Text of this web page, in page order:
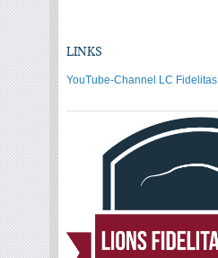
LINKS
YouTube-Channel LC Fidelitas